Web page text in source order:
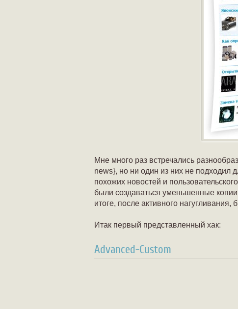
Мне много раз встречались
news}, но ни один из них не подходил
похожих новостей и
были создаваться уменьшенные
итоге, после активного
Итак первый представленный хак:
Advanced-Custom